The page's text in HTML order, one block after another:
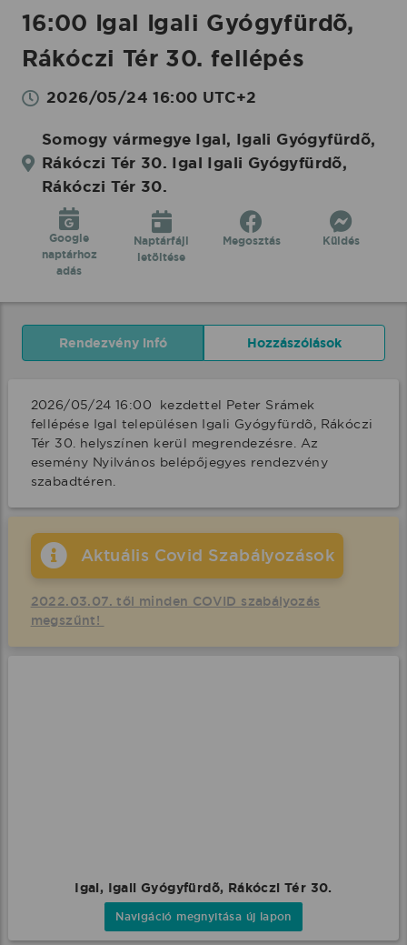
16:00 Igal Igali Gyógyfürdõ,
Rákóczi Tér 30. fellépés
2026/05/24 16:00 UTC+2
Somogy vármegye Igal, Igali Gyógyfürdõ,
Rákóczi Tér 30. Igal Igali Gyógyfürdõ,
Rákóczi Tér 30.
Google
naptárhoz
adás
Naptárfájl
letöltése
Megosztás Küldés
Rendezvény infó Hozzászólások
2026/05/24 16:00  kezdettel Peter Srámek
fellépése Igal településen Igali Gyógyfürdõ, Rákóczi
Tér 30. helyszínen kerül megrendezésre. Az
esemény Nyilvános belépőjegyes rendezvény
szabadtéren.
Aktuális Covid Szabályozások
2022.03.07. től minden COVID szabályozás
megszűnt!
Igal, Igali Gyógyfürdõ, Rákóczi Tér 30.
Navigáció megnyitása új lapon